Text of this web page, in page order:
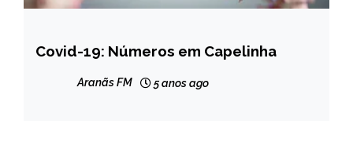
CAPELINHA
NOTÍCIAS
Covid-19: Números em Capelinha
Aranãs FM 5 anos ago